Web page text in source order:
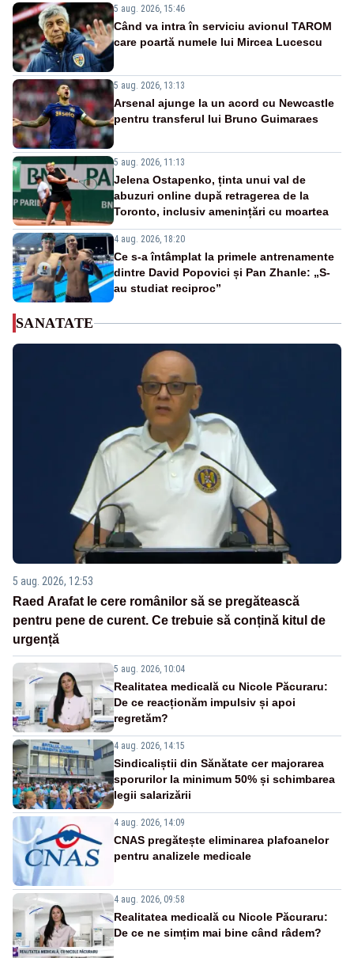
5 aug. 2026, 15:46
Când va intra în serviciu avionul TAROM
care poartă numele lui Mircea Lucescu
5 aug. 2026, 13:13
Arsenal ajunge la un acord cu Newcastle
pentru transferul lui Bruno Guimaraes
5 aug. 2026, 11:13
Jelena Ostapenko, ținta unui val de
abuzuri online după retragerea de la
Toronto, inclusiv amenințări cu moartea
4 aug. 2026, 18:20
Ce s-a întâmplat la primele antrenamente
dintre David Popovici și Pan Zhanle: „S-
au studiat reciproc”
SANATATE
5 aug. 2026, 12:53
Raed Arafat le cere românilor să se pregătească
pentru pene de curent. Ce trebuie să conțină kitul de
urgență
5 aug. 2026, 10:04
Realitatea medicală cu Nicole Păcuraru:
De ce reacționăm impulsiv și apoi
regretăm?
4 aug. 2026, 14:15
Sindicaliștii din Sănătate cer majorarea
sporurilor la minimum 50% și schimbarea
legii salarizării
4 aug. 2026, 14:09
CNAS pregătește eliminarea plafoanelor
pentru analizele medicale
4 aug. 2026, 09:58
Realitatea medicală cu Nicole Păcuraru:
De ce ne simțim mai bine când râdem?